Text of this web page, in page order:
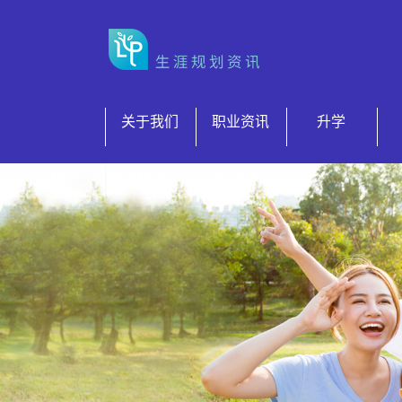
关于我们 职业资讯 升学